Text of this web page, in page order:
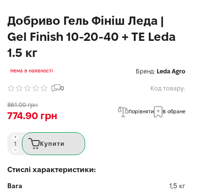
Добриво Гель Фініш Леда |
Gel Finish 10-20-40 + ТЕ Leda
1.5 кг
Нема в наявності Бренд: Leda Agro
0 Код товару:
861.00 грн
774.90 грн Порівняти В обране
Купити
Стислі характеристики:
Вага
1,5 кг